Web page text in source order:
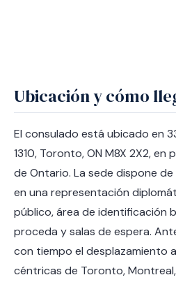
Ubicación y cómo
El consulado está ubicado en
1310, Toronto, ON M8X 2X2,
de Ontario. La sede dispone
en una representación
público, área de identificación
proceda y salas de espera.
con tiempo el desplazamiento
céntricas de Toronto,